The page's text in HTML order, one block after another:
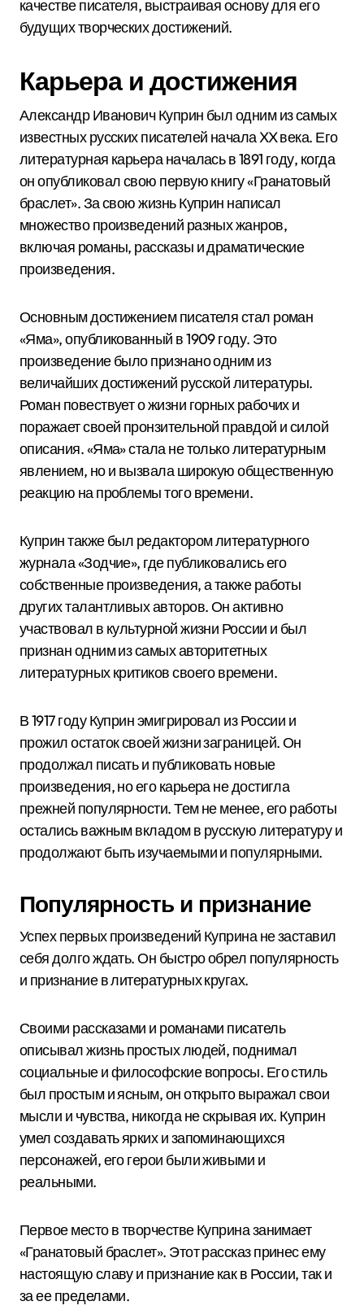
качестве писателя, выстраивая основу для его
будущих творческих достижений.
Карьера и достижения
Александр Иванович Куприн был одним из самых
известных русских писателей начала XX века. Его
литературная карьера началась в 1891 году, когда
он опубликовал свою первую книгу «Гранатовый
браслет». За свою жизнь Куприн написал
множество произведений разных жанров,
включая романы, рассказы и драматические
произведения.
Основным достижением писателя стал роман
«Яма», опубликованный в 1909 году. Это
произведение было признано одним из
величайших достижений русской литературы.
Роман повествует о жизни горных рабочих и
поражает своей пронзительной правдой и силой
описания. «Яма» стала не только литературным
явлением, но и вызвала широкую общественную
реакцию на проблемы того времени.
Куприн также был редактором литературного
журнала «Зодчие», где публиковались его
собственные произведения, а также работы
других талантливых авторов. Он активно
участвовал в культурной жизни России и был
признан одним из самых авторитетных
литературных критиков своего времени.
В 1917 году Куприн эмигрировал из России и
прожил остаток своей жизни заграницей. Он
продолжал писать и публиковать новые
произведения, но его карьера не достигла
прежней популярности. Тем не менее, его работы
остались важным вкладом в русскую литературу и
продолжают быть изучаемыми и популярными.
Популярность и признание
Успех первых произведений Куприна не заставил
себя долго ждать. Он быстро обрел популярность
и признание в литературных кругах.
Своими рассказами и романами писатель
описывал жизнь простых людей, поднимал
социальные и философские вопросы. Его стиль
был простым и ясным, он открыто выражал свои
мысли и чувства, никогда не скрывая их. Куприн
умел создавать ярких и запоминающихся
персонажей, его герои были живыми и
реальными.
Первое место в творчестве Куприна занимает
«Гранатовый браслет». Этот рассказ принес ему
настоящую славу и признание как в России, так и
за ее пределами.